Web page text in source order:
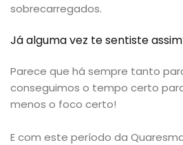
sobrecarregados.
Já alguma vez te sentiste
Parece que há sempre tanto
conseguimos o tempo certo
menos o foco certo!
E com este período da